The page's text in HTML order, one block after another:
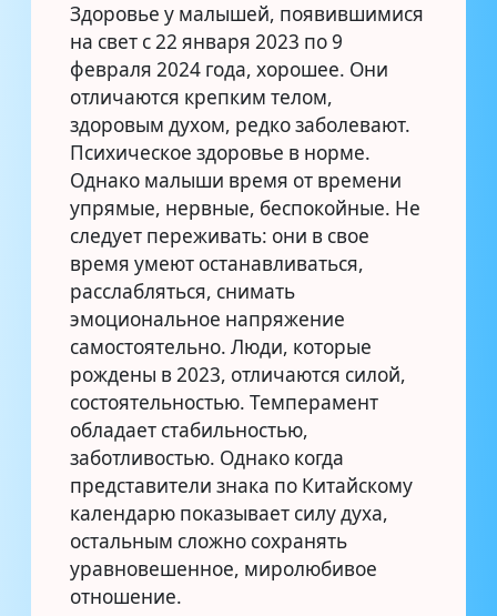
Здоровье у малышей, появившимися
на свет с 22 января 2023 по 9
февраля 2024 года, хорошее. Они
отличаются крепким телом,
здоровым духом, редко заболевают.
Психическое здоровье в норме.
Однако малыши время от времени
упрямые, нервные, беспокойные. Не
следует переживать: они в свое
время умеют останавливаться,
расслабляться, снимать
эмоциональное напряжение
самостоятельно. Люди, которые
рождены в 2023, отличаются силой,
состоятельностью. Темперамент
обладает стабильностью,
заботливостью. Однако когда
представители знака по Китайскому
календарю показывает силу духа,
остальным сложно сохранять
уравновешенное, миролюбивое
отношение.